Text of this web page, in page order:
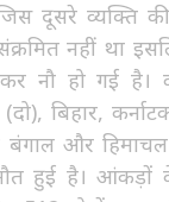
दूसरे व्यक्ति
नहीं था
नौ हो गई है।
(दो), बिहार,
बंगाल और
हुई है। आंकड़ों